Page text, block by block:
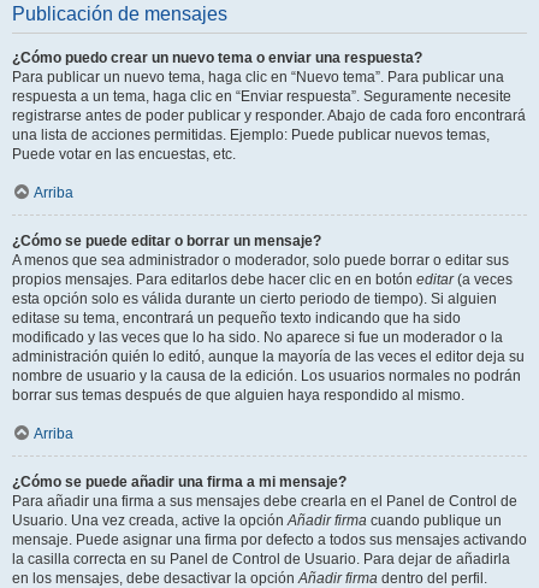
Publicación de mensajes
¿Cómo puedo crear un nuevo tema o enviar una respuesta?
Para publicar un nuevo tema, haga clic en “Nuevo tema”. Para publicar una
respuesta a un tema, haga clic en “Enviar respuesta”. Seguramente necesite
registrarse antes de poder publicar y responder. Abajo de cada foro encontrará
una lista de acciones permitidas. Ejemplo: Puede publicar nuevos temas,
Puede votar en las encuestas, etc.
Arriba
¿Cómo se puede editar o borrar un mensaje?
A menos que sea administrador o moderador, solo puede borrar o editar sus
propios mensajes. Para editarlos debe hacer clic en en botón editar(a veces
esta opción solo es válida durante un cierto periodo de tiempo). Si alguien
editase su tema, encontrará un pequeño texto indicando que ha sido
modificado y las veces que lo ha sido. No aparece si fue un moderador o la
administración quién lo editó, aunque la mayoría de las veces el editor deja su
nombre de usuario y la causa de la edición. Los usuarios normales no podrán
borrar sus temas después de que alguien haya respondido al mismo.
Arriba
¿Cómo se puede añadir una firma a mi mensaje?
Para añadir una firma a sus mensajes debe crearla en el Panel de Control de
Usuario. Una vez creada, active la opciónAñadir firma cuando publique un
mensaje. Puede asignar una firma por defecto a todos sus mensajes activando
la casilla correcta en su Panel de Control de Usuario. Para dejar de añadirla
en los mensajes, debe desactivar la opciónAñadir firma dentro del perfil.